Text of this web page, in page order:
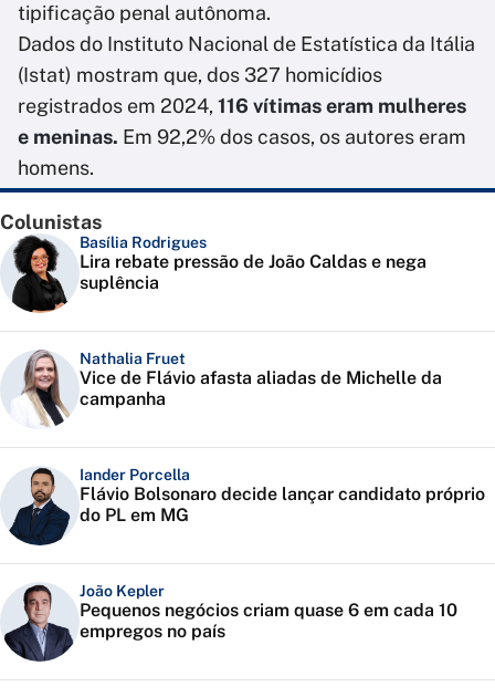
tipificação penal autônoma.
Dados do Instituto Nacional de Estatística da Itália
(Istat) mostram que, dos 327 homicídios
registrados em 2024, 116 vítimas eram mulheres
e meninas. Em 92,2% dos casos, os autores eram
homens.
Colunistas
Basília Rodrigues
Lira rebate pressão de João Caldas e nega
suplência
Nathalia Fruet
Vice de Flávio afasta aliadas de Michelle da
campanha
Iander Porcella
Flávio Bolsonaro decide lançar candidato próprio
do PL em MG
João Kepler
Pequenos negócios criam quase 6 em cada 10
empregos no país